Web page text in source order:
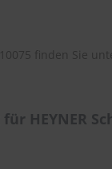
finden Sie
HEYNER